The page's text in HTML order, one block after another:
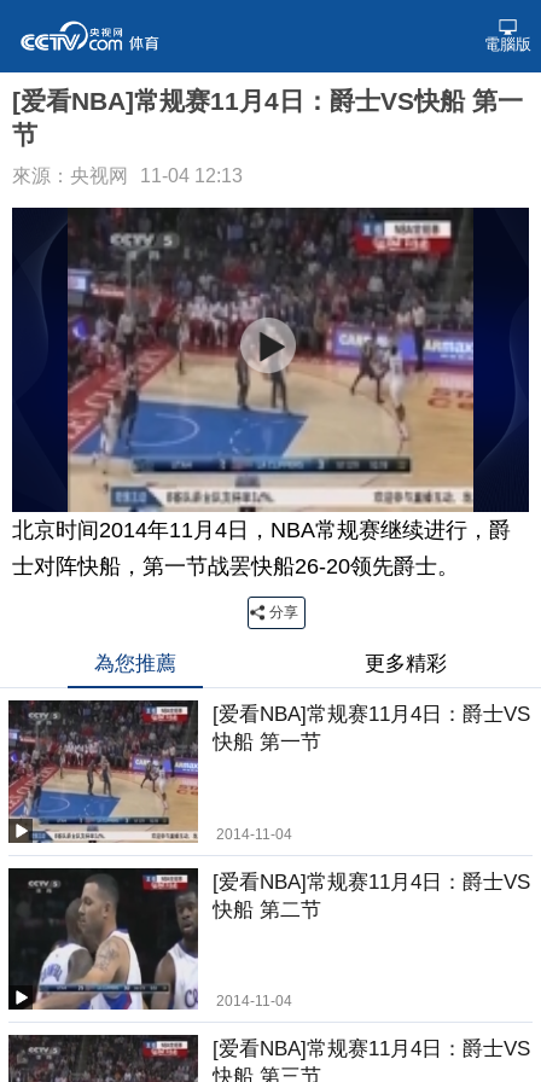
電腦版
[爱看NBA]常规赛11月4日：爵士VS快船 第一
节
來源：央视网 11-04 12:13
北京时间2014年11月4日，NBA常规赛继续进行，爵
士对阵快船，第一节战罢快船26-20领先爵士。
分享
為您推薦 更多精彩
[爱看NBA]常规赛11月4日：爵士VS
快船 第一节
2014-11-04
[爱看NBA]常规赛11月4日：爵士VS
快船 第二节
2014-11-04
[爱看NBA]常规赛11月4日：爵士VS
快船 第三节